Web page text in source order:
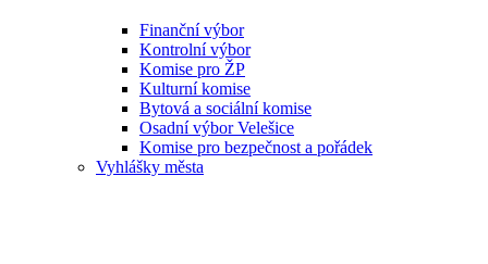
Finanční výbor
Kontrolní výbor
Komise pro ŽP
Kulturní komise
Bytová a sociální komise
Osadní výbor Velešice
Komise pro bezpečnost a pořádek
Vyhlášky města